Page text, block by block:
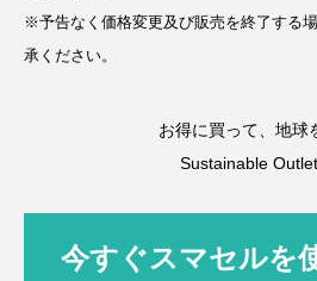
※予告なく価格変更及び販売を終了する
承ください。
お得に買って、地球
Sustainable
今すぐスマセルを